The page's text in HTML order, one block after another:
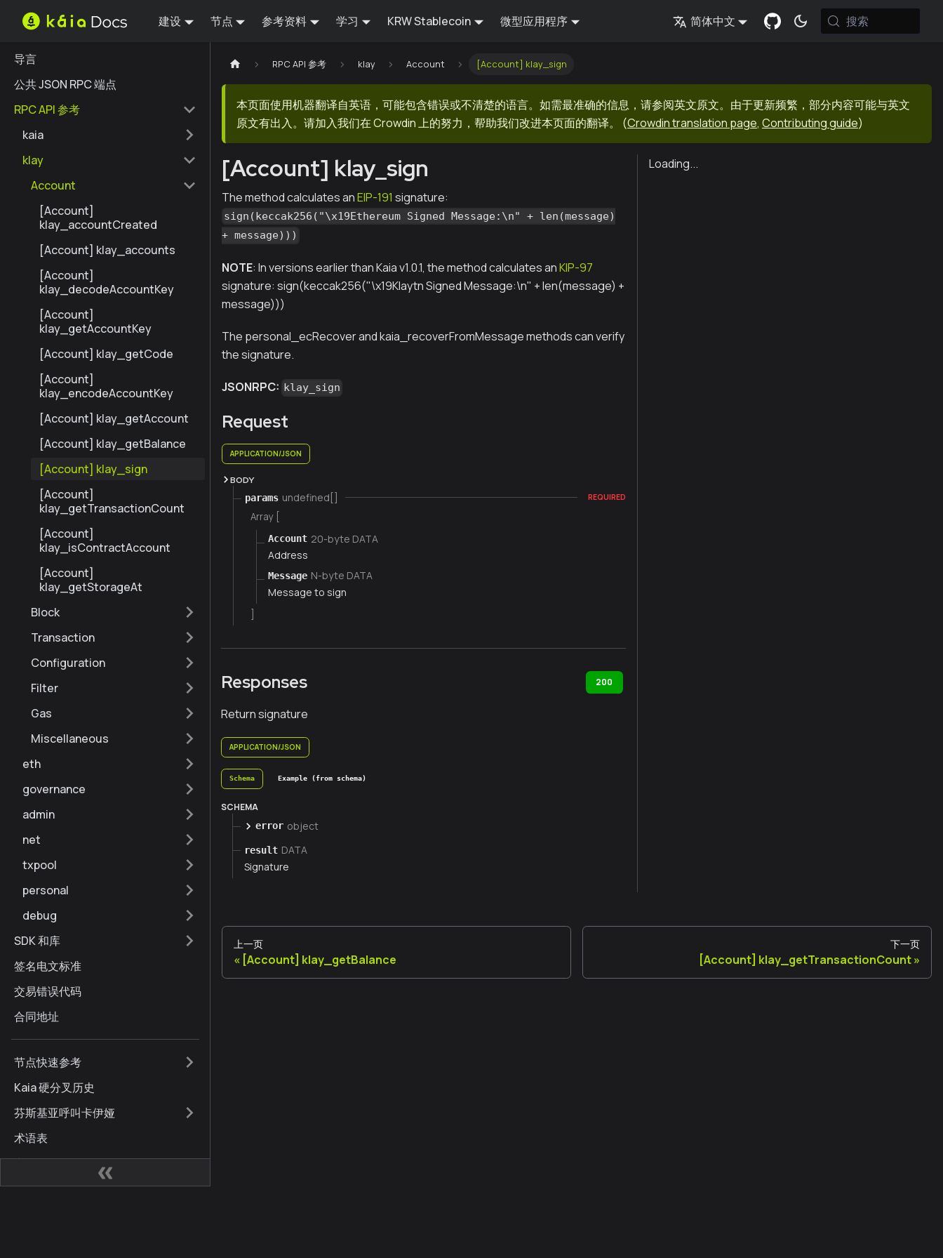
建设 节点 参考资料 学习 KRW Stablecoin 微型应用程序 简体中文 搜索
导言
公共 JSON RPC 端点
RPC API 参考
kaia
klay
Account
[Account]
klay_accountCreated
[Account] klay_accounts
[Account]
klay_decodeAccountKey
[Account]
klay_getAccountKey
[Account] klay_getCode
[Account]
klay_encodeAccountKey
[Account] klay_getAccount
[Account] klay_getBalance
[Account] klay_sign
[Account]
klay_getTransactionCount
[Account]
klay_isContractAccount
[Account]
klay_getStorageAt
Block
Transaction
Configuration
Filter
Gas
Miscellaneous
eth
governance
admin
net
txpool
personal
debug
SDK 和库
签名电文标准
交易错误代码
合同地址
节点快速参考
Kaia 硬分叉历史
芬斯基亚呼叫卡伊娅
术语表
常见问题
国际化
RPC API 参考 klay Account [Account] klay_sign
本页面使用机器翻译自英语，可能包含错误或不清楚的语言。如需最准确的信息，请参阅英文原文。由于更新频繁，部分内容可能与英文
原文有出入。请加入我们在 Crowdin 上的努力，帮助我们改进本页面的翻译。
(Crowdin translation page, Contributing guide)
[Account] klay_sign
The method calculates anEIP-191 signature:
sign(keccak256("\x19Ethereum Signed Message:\n" + len(message)
+ message)))
NOTE: In versions earlier than Kaia v1.0.1, the method calculates anKIP-97
signature: sign(keccak256("\x19Klaytn Signed Message:\n" + len(message) +
message)))
The personal_ecRecover and kaia_recoverFromMessage methods can verify
the signature.
JSONRPC: klay_sign
Request
APPLICATION/JSON
BODY
params undefined[] REQUIRED
Array [
Account 20-byte DATA
Address
Message N-byte DATA
Message to sign
Responses 200
Return signature
APPLICATION/JSON
Schema Example (from schema)
SCHEMA
error object
result DATA
Signature
Loading...
上一页
[Account] klay_getBalance
下一页
[Account] klay_getTransactionCount